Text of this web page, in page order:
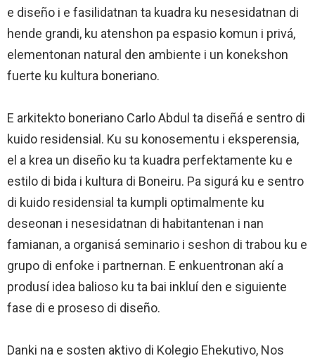
e diseño i e fasilidatnan ta kuadra ku nesesidatnan di
hende grandi, ku atenshon pa espasio komun i privá,
elementonan natural den ambiente i un konekshon
fuerte ku kultura boneriano.
E arkitekto boneriano Carlo Abdul ta diseñá e sentro di
kuido residensial. Ku su konosementu i eksperensia,
el a krea un diseño ku ta kuadra perfektamente ku e
estilo di bida i kultura di Boneiru. Pa sigurá ku e sentro
di kuido residensial ta kumpli optimalmente ku
deseonan i nesesidatnan di habitantenan i nan
famianan, a organisá seminario i seshon di trabou ku e
grupo di enfoke i partnernan. E enkuentronan akí a
produsí idea balioso ku ta bai inkluí den e siguiente
fase di e proseso di diseño.
Danki na e sosten aktivo di Kolegio Ehekutivo, Nos